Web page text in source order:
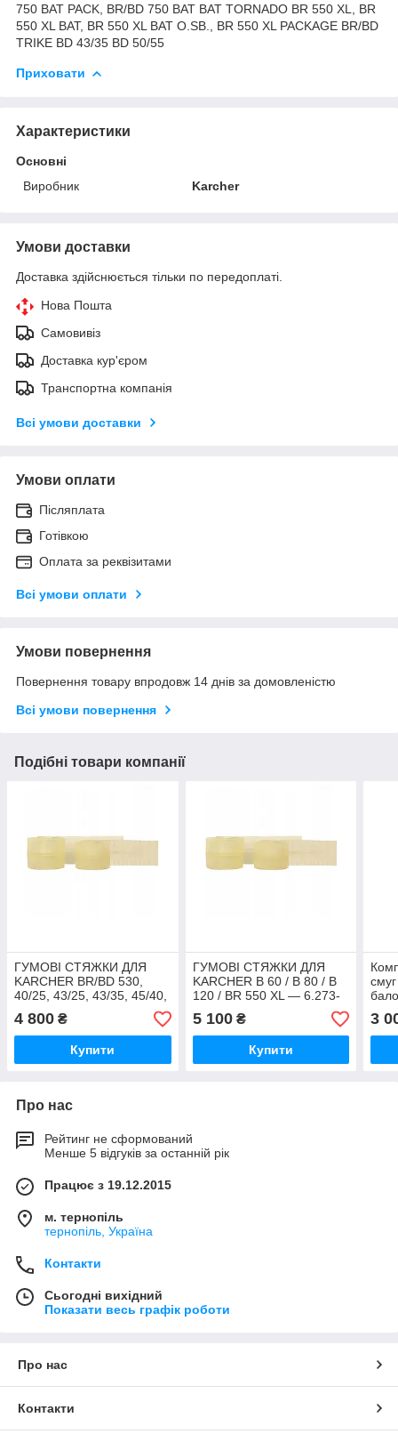
750 BAT PACK, BR/BD 750 BAT BAT TORNADO BR 550 XL, BR
550 XL BAT, BR 550 XL BAT O.SB., BR 550 XL PACKAGE BR/BD
TRIKE BD 43/35 BD 50/55
Приховати
Характеристики
Основні
Виробник
Karcher
Умови доставки
Доставка здійснюється тільки по передоплаті.
Нова Пошта
Самовивіз
Доставка кур'єром
Транспортна компанія
Всі умови доставки
Умови оплати
Післяплата
Готівкою
Оплата за реквізитами
Всі умови оплати
Умови повернення
Повернення товару впродовж 14 днів за домовленістю
Всі умови повернення
Подібні товари компанії
ГУМОВІ СТЯЖКИ ДЛЯ
KARCHER BR/BD 530,
40/25, 43/25, 43/35, 45/40,
50/50, 55/40, 55/60, B40,
B60
4 800 ₴
Купити
ГУМОВІ СТЯЖКИ ДЛЯ
KARCHER B 60 / B 80 / B
120 / BR 550 XL — 6.273-
214.
5 100₴
Купити
550
3
Про нас
Рейтинг не сформований
Менше 5 відгуків за останній рік
Працює з 19.12.2015
м. тернопіль
тернопіль, Україна
Контакти
Сьогодні вихідний
Показати весь графік роботи
Про нас
Контакти